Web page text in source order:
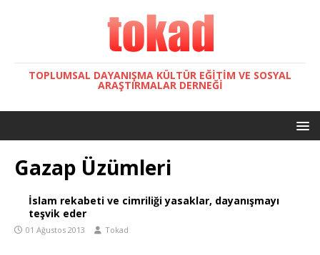
TOPLUMSAL DAYANIŞMA KÜLTÜR EĞITIM VE SOSYAL
ARAŞTIRMALAR DERNEĞI
Gazap Üzümleri
İslam rekabeti ve cimriliği yasaklar, dayanışmayı
teşvik eder
01 Ağustos 2013 Tokad